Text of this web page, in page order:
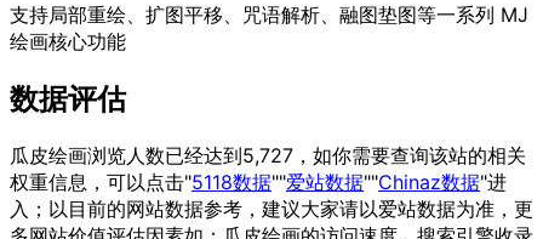
支持局部重绘、扩图平移、咒语解析、融图垫图等一系列 MJ
绘画核心功能
数据评估
瓜皮绘画浏览人数已经达到5,727，如你需要查询该站的相关
权重信息，可以点击"5118数据""爱站数据""Chinaz数据"进
入；以目前的网站数据参考，建议大家请以爱站数据为准，更